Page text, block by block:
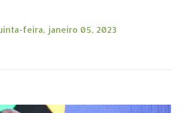
feira, janeiro 05, 2023